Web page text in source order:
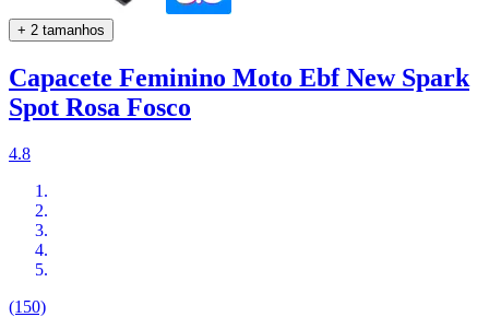
+ 2 tamanhos
Capacete Feminino Moto Ebf New Spark
Spot Rosa Fosco
4.8
(150)